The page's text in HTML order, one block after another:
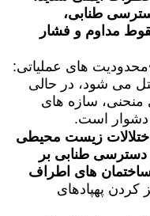
طنابی،
مداوم و فشار
محدودیت های عملیاتی:
می شود، در حالی
سازه های
دشوار است.
اختلالات زیست محیطی
طنابی بر
های اطراف
کردن پهپادهای